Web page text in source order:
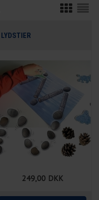
LYDSTIER
249,00 DKK